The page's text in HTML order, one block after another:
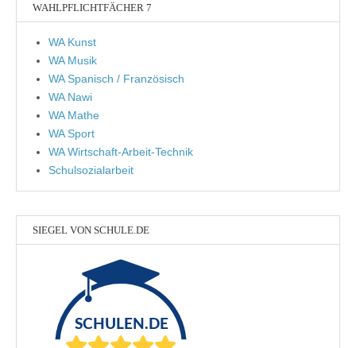
WAHLPFLICHTFÄCHER 7
WA Kunst
WA Musik
WA Spanisch / Französisch
WA Nawi
WA Mathe
WA Sport
WA Wirtschaft-Arbeit-Technik
Schulsozialarbeit
SIEGEL VON SCHULE.DE